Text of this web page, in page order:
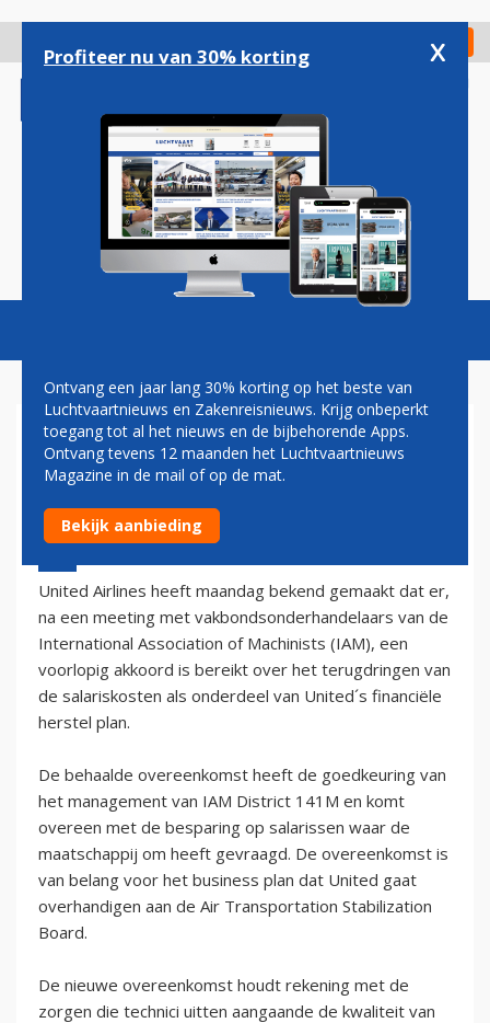
gaan
Check in
Magazine Podcasts Vacatures
UNITED EN IAM BEREIKEN
VOORLOPIG AKKOORD
2 december 2002 - 1:00
United Airlines heeft maandag bekend gemaakt dat er,
na een meeting met vakbondsonderhandelaars van de
International Association of Machinists (IAM), een
voorlopig akkoord is bereikt over het terugdringen van
de salariskosten als onderdeel van United´s financiële
herstel plan.
De behaalde overeenkomst heeft de goedkeuring van
het management van IAM District 141M en komt
overeen met de besparing op salarissen waar de
maatschappij om heeft gevraagd. De overeenkomst is
van belang voor het business plan dat United gaat
overhandigen aan de Air Transportation Stabilization
Board.
De nieuwe overeenkomst houdt rekening met de
zorgen die technici uitten aangaande de kwaliteit van
Profiteer nu van 30% korting x
Ontvang een jaar lang 30% korting op het beste van
Luchtvaartnieuws en Zakenreisnieuws. Krijg onbeperkt
toegang tot al het nieuws en de bijbehorende Apps.
Ontvang tevens 12 maanden het Luchtvaartnieuws
Magazine in de mail of op de mat.
Bekijk aanbieding